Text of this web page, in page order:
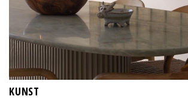
KUNST